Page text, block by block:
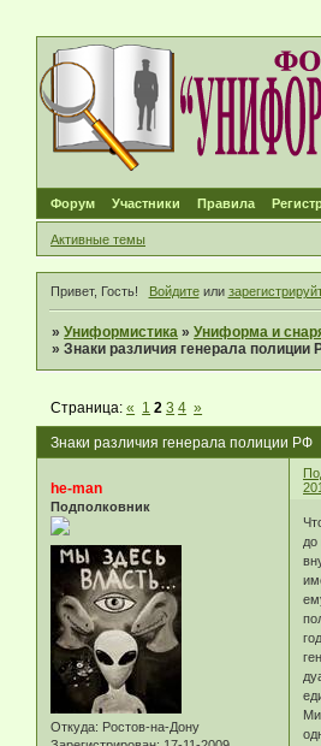
Форум Участники Правила
Активные темы
Привет, Гость! Войдитеили
»Униформистика »Униформа и
»Знаки различия генерала полиции
Знаки различия генерала полиции РФ
Страница:« 1 2 3 4 »
he-man
Подполковник
Откуда: Ростов-на-Дону
до